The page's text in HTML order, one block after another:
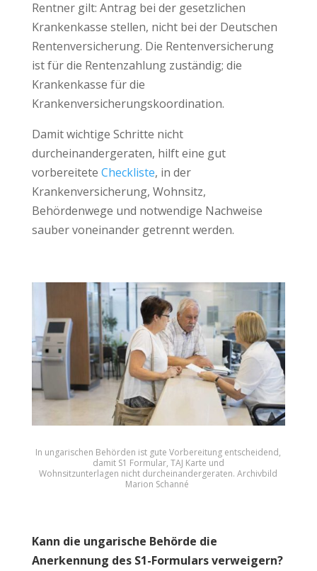
Rentner gilt: Antrag bei der gesetzlichen
Krankenkasse stellen, nicht bei der Deutschen
Rentenversicherung. Die Rentenversicherung
ist für die Rentenzahlung zuständig; die
Krankenkasse für die
Krankenversicherungskoordination.
Damit wichtige Schritte nicht
durcheinandergeraten, hilft eine gut
vorbereitete Checkliste, in der
Krankenversicherung, Wohnsitz,
Behördenwege und notwendige Nachweise
sauber voneinander getrennt werden.
In ungarischen Behörden ist gute Vorbereitung entscheidend,
damit S1 Formular, TAJ Karte und
Wohnsitzunterlagen nicht durcheinandergeraten. Archivbild
Marion Schanné
Kann die ungarische Behörde die
Anerkennung des S1-Formulars verweigern?